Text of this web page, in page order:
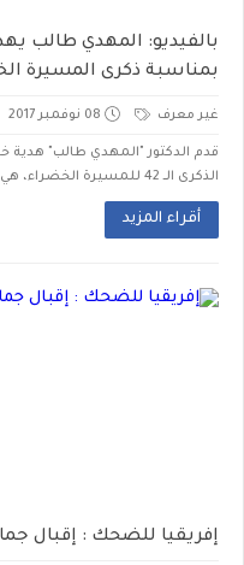
بالفيديو: المهدي طالب
بمناسبة ذكرى المسيرة
غير معرف 08 نوفمبر 2017
قدم الدكتور "المهدي طالب" هدية
الذكرى الــ 42 للمسيرة الخضراء، هي عبارة عن فيديو كلي...
أقراء المزيد
إفريقيا للضحك : إقبال